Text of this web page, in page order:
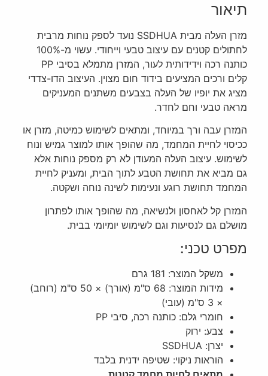
תיאור
מזרן העלה מבית SSDHUA נועד לספק נוחות מרבית
לחתולים קטנים עם עיצוב טבעי וייחודי. עשוי מ-100%
כותנה רכה וידידותית לעור, המזרן מתמלא בסיבי PP
קלים ורכים המציעים בידוד חום מצוין. העיצוב הדו-צדדי
מציג את יופיו של העלה בצבעים משתנים המעניקים
מראה טבעי וחם לחדר.
המזרן עבה ורך במיוחד, ומתאים לשימוש כמיטה, מזרן או
ככיסוי לחיית המחמד, מה שהופך אותו למוצר גמיש ונוח
לשימוש. עיצוב העלה המעודן לא רק מספק נוחות אלא
גם מביא את תחושת הטבע לתוך הבית, ומעניק לחיית
המחמד תחושת רוגע ונעימות לשינה נוחה ושקטה.
המזרן קל לאחסון ולנשיאה, מה שהופך אותו לפתרון
מושלם גם לנסיעות וגם לשימוש יומיומי בבית.
מפרט טכני:
משקל המוצר: 181 גרם
מידות המוצר: 68 ס"מ (אורך) × 50 ס"מ (רוחב)
× 3 ס"מ (עובי)
חומרי גלם: כותנה רכה, סיבי PP
צבע: ירוק
יצרן: SSDHUA
הוראות ניקוי: שטיפה ידנית בלבד